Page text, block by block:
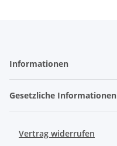
Informationen
Gesetzliche Informationen
Vertrag widerrufen